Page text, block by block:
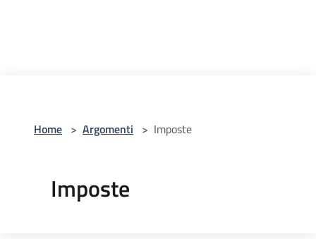
Home > Argomenti > Imposte
Imposte